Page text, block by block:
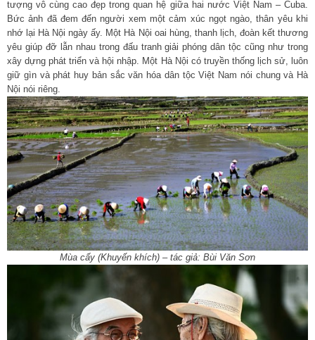
tượng vô cùng cao đẹp trong quan hệ giữa hai nước Việt Nam – Cuba.
Bức ảnh đã đem đến người xem một cảm xúc ngọt ngào, thân yêu khi
nhớ lại Hà Nội ngày ấy. Một Hà Nội oai hùng, thanh lịch, đoàn kết thương
yêu giúp đỡ lẫn nhau trong đấu tranh giải phóng dân tộc cũng như trong
xây dựng phát triển và hội nhập. Một Hà Nội có truyền thống lịch sử, luôn
giữ gìn và phát huy bản sắc văn hóa dân tộc Việt Nam nói chung và Hà
Nội nói riêng.
Mùa cấy (Khuyến khích) – tác giả: Bùi Văn Sơn